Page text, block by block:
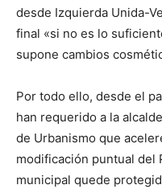
desde Izquierda Unida-
final «si no es lo
supone cambios
Por todo ello, desde el
han requerido a la
de Urbanismo que
modificación puntual del
municipal quede